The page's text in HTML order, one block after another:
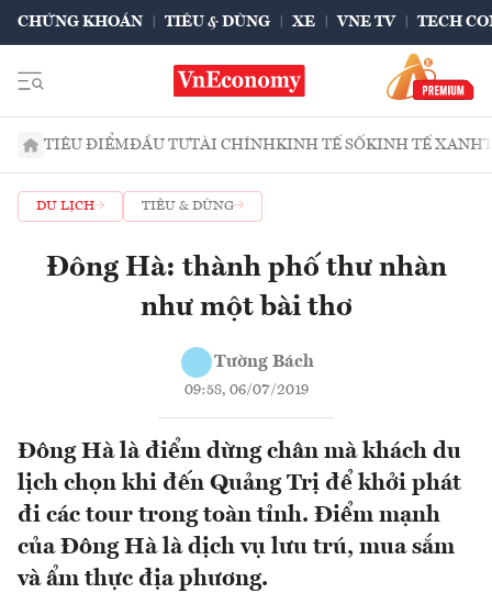
CHỨNG KHOÁN TIÊU & DÙNG XE VNE TV TECH
TIÊU ĐIỂMĐẦU TƯTÀI CHÍNHKINH TẾ SỐKINH TẾ XANH
DU LỊCH TIÊU & DÙNG
Đông Hà: thành phố thư nhàn
như một bài thơ
Tường Bách
09:58, 06/07/2019
Đông Hà là điểm dừng chân mà khách du
lịch chọn khi đến Quảng Trị để khởi phát
đi các tour trong toàn tỉnh. Điểm mạnh
của Đông Hà là dịch vụ lưu trú, mua sắm
và ẩm thực địa phương.